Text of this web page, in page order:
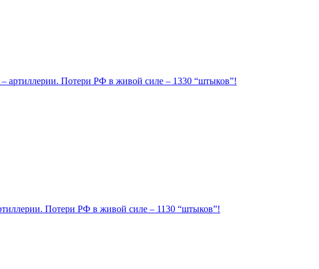
артиллерии. Потери РФ в живой силе – 1330 “штыков”!
Потери РФ в живой силе – 1130 “штыков”!